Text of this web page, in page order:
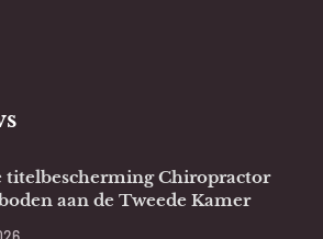
titelbescherming Chiropractor
aan de Tweede Kamer